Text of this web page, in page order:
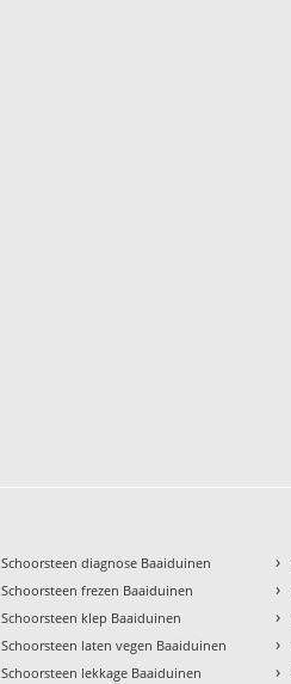
Schoorsteen diagnose Baaiduinen
Schoorsteen frezen Baaiduinen
Schoorsteen klep Baaiduinen
Schoorsteen laten vegen Baaiduinen
Schoorsteen lekkage Baaiduinen
›
›
›
›
›